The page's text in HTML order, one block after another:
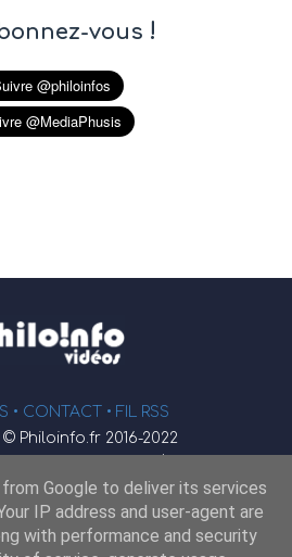
vous !
• CONTACT • FIL RSS
Philoinfo.fr 2016-2022
φ
: JEND
Google to deliver its services
IP address and user-agent are
with performance and security